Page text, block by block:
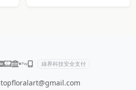
綠界科技安全支付
topfloralart@gmail.com